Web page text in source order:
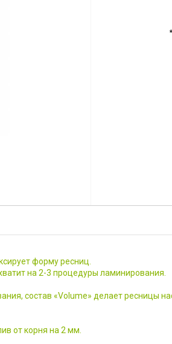
форму ресниц.
на 2-3 процедуры ламинирования.
состав «Volume» делает ресницы
от корня на 2 мм.